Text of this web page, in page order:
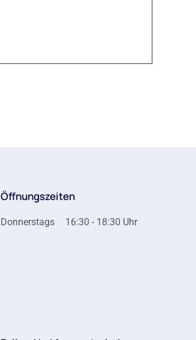
Öffnungszeiten
Donnerstags 16:30 - 18:30 Uhr